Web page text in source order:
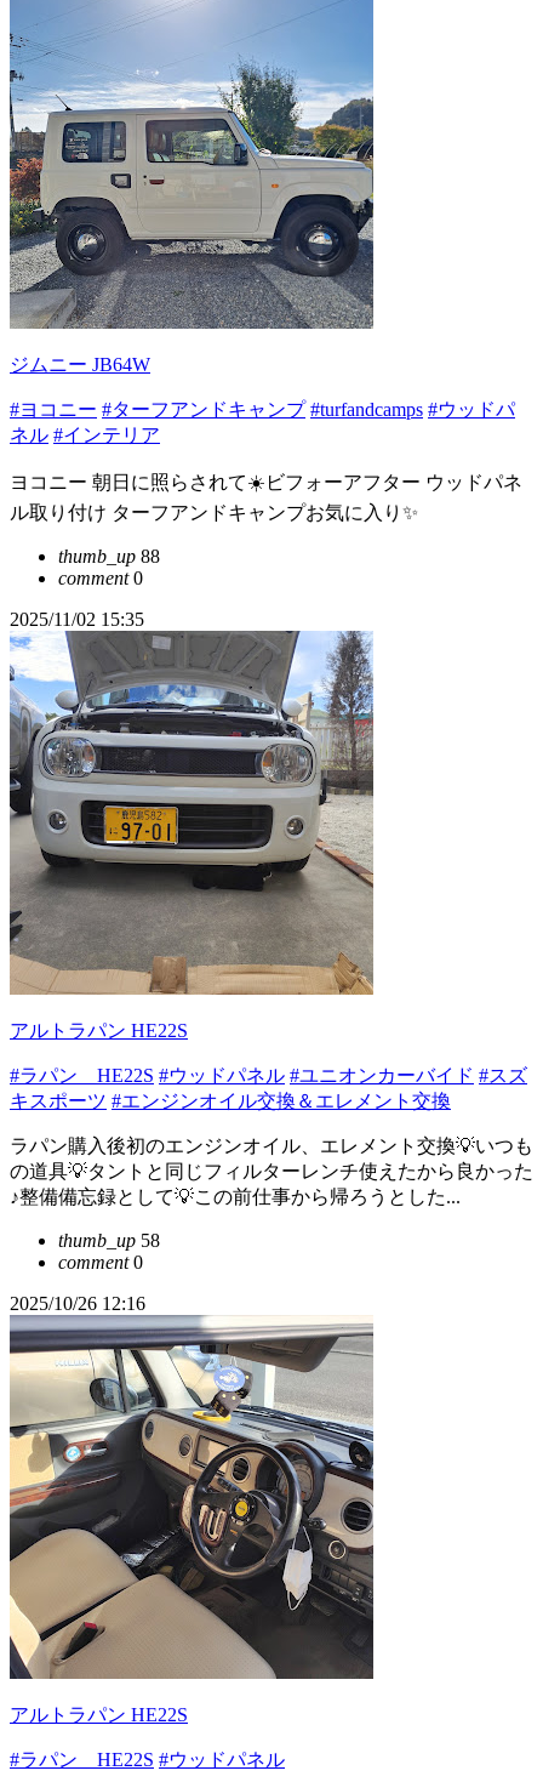
ジムニー JB64W
#ヨコニー #ターフアンドキャンプ #turfandcamps #ウッドパ
ネル #インテリア
ヨコニー 朝日に照らされて☀️ビフォーアフター ウッドパネ
ル取り付け ターフアンドキャンプお気に入り✨️
thumb_up 88
comment0
2025/11/02 15:35
アルトラパン HE22S
#ラパン HE22S #ウッドパネル #ユニオンカーバイド #スズ
キスポーツ #エンジンオイル交換＆エレメント交換
ラパン購入後初のエンジンオイル、エレメント交換💡いつも
の道具💡タントと同じフィルターレンチ使えたから良かった
♪整備備忘録として💡この前仕事から帰ろうとした...
thumb_up 58
comment0
2025/10/26 12:16
アルトラパン HE22S
#ラパン HE22S #ウッドパネル